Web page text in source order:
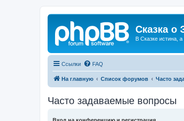
Сказка о
В Сказке истина, а
Ссылки FAQ
На главную Список форумов Часто
Часто задаваемые вопросы
Вход на конференцию и регистрация